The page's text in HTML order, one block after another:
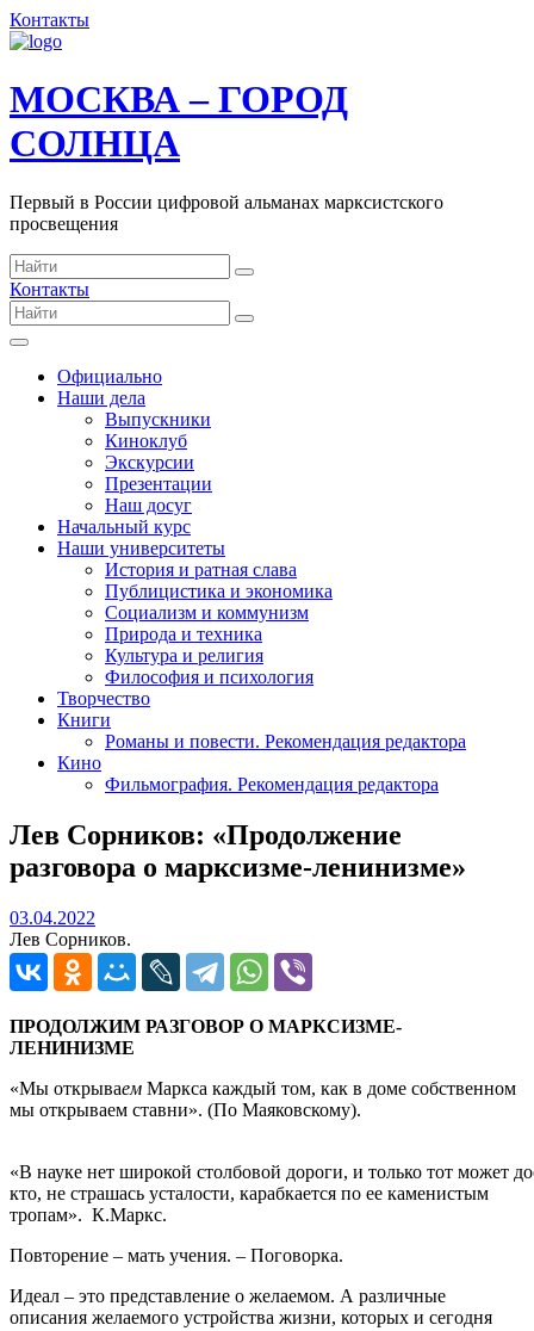
Контакты
МОСКВА – ГОРОД
СОЛНЦА
Первый в России цифровой альманах марксистского
просвещения
Контакты
Официально
Наши дела
Выпускники
Киноклуб
Экскурсии
Презентации
Наш досуг
Начальный курс
Наши университеты
История и ратная слава
Публицистика и экономика
Социализм и коммунизм
Природа и техника
Культура и религия
Философия и психология
Творчество
Книги
Романы и повести. Рекомендация редактора
Кино
Фильмография. Рекомендация редактора
Лев Сорников: «Продолжение
разговора о марксизме-ленинизме»
03.04.2022
Лев Сорников.
ПРОДОЛЖИМ РАЗГОВОР О МАРКСИЗМЕ-
ЛЕНИНИЗМЕ
«Мы открываем Маркса каждый том, как в доме собственном
мы открываем ставни». (По Маяковскому).
«В науке нет широкой столбовой дороги, и только тот может
кто, не страшась усталости, карабкается по ее каменистым
тропам». К.Маркс.
Повторение – мать учения. – Поговорка.
Идеал – это представление о желаемом. А различные
описания желаемого устройства жизни, которых и сегодня